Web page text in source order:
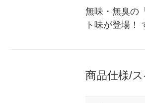
無味・無臭の
ト味が登場！
商品仕様/